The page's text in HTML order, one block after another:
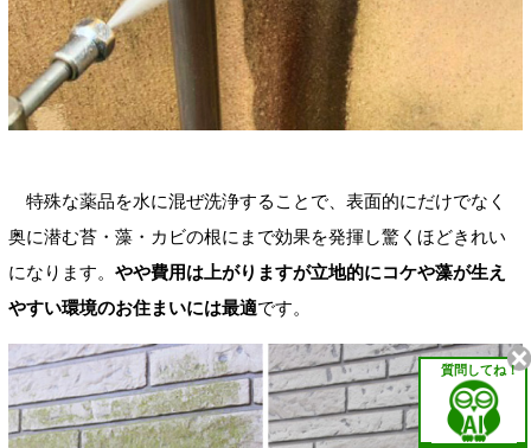
特殊な薬品を水に混ぜ洗浄することで、表面的にだけでなく
奥に潜む苔・藻・カビの根にまで効果を発揮し驚くほどきれい
になります。 やや費用は上がりますが立地的にコケや藻が生え
やすい環境のお住まいには最適です。
質問してね！